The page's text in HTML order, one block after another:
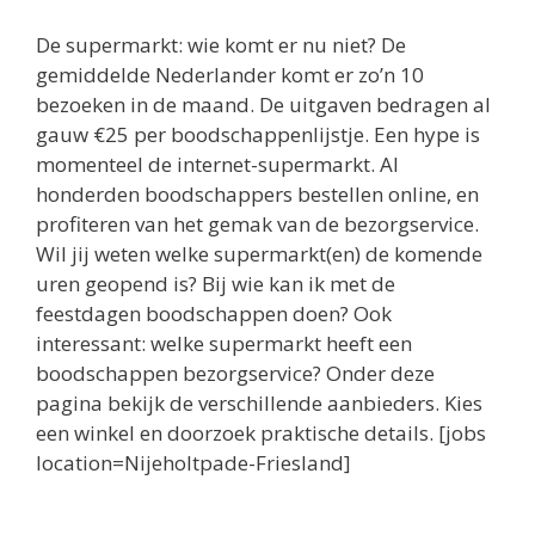
De supermarkt: wie komt er nu niet? De
gemiddelde Nederlander komt er zo’n 10
bezoeken in de maand. De uitgaven bedragen al
gauw €25 per boodschappenlijstje. Een hype is
momenteel de internet-supermarkt. Al
honderden boodschappers bestellen online, en
profiteren van het gemak van de bezorgservice.
Wil jij weten welke supermarkt(en) de komende
uren geopend is? Bij wie kan ik met de
feestdagen boodschappen doen? Ook
interessant: welke supermarkt heeft een
boodschappen bezorgservice? Onder deze
pagina bekijk de verschillende aanbieders. Kies
een winkel en doorzoek praktische details. [jobs
location=Nijeholtpade-Friesland]